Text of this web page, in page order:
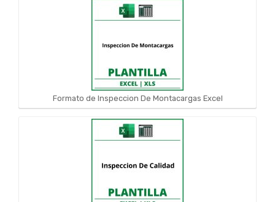
Formato de Inspeccion De Montacargas Excel